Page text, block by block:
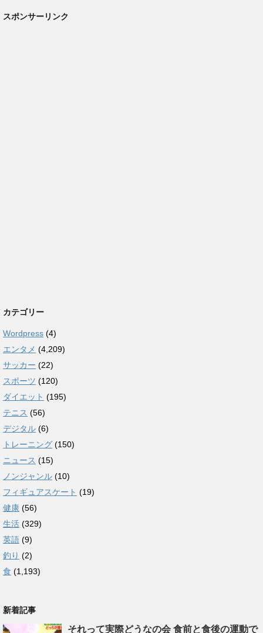
スポンサーリンク
カテゴリー
Wordpress (4)
エンタメ (4,209)
サッカー (22)
スポーツ (120)
ダイエット (195)
テニス (56)
デジタル (6)
トレーニング (150)
ニュース (15)
ノンジャンル (10)
フィギュアスケート (19)
健康 (56)
生活 (329)
英語 (9)
釣り (2)
食 (1,193)
新着記事
それって実際どうなの会 食前と食後の運動で